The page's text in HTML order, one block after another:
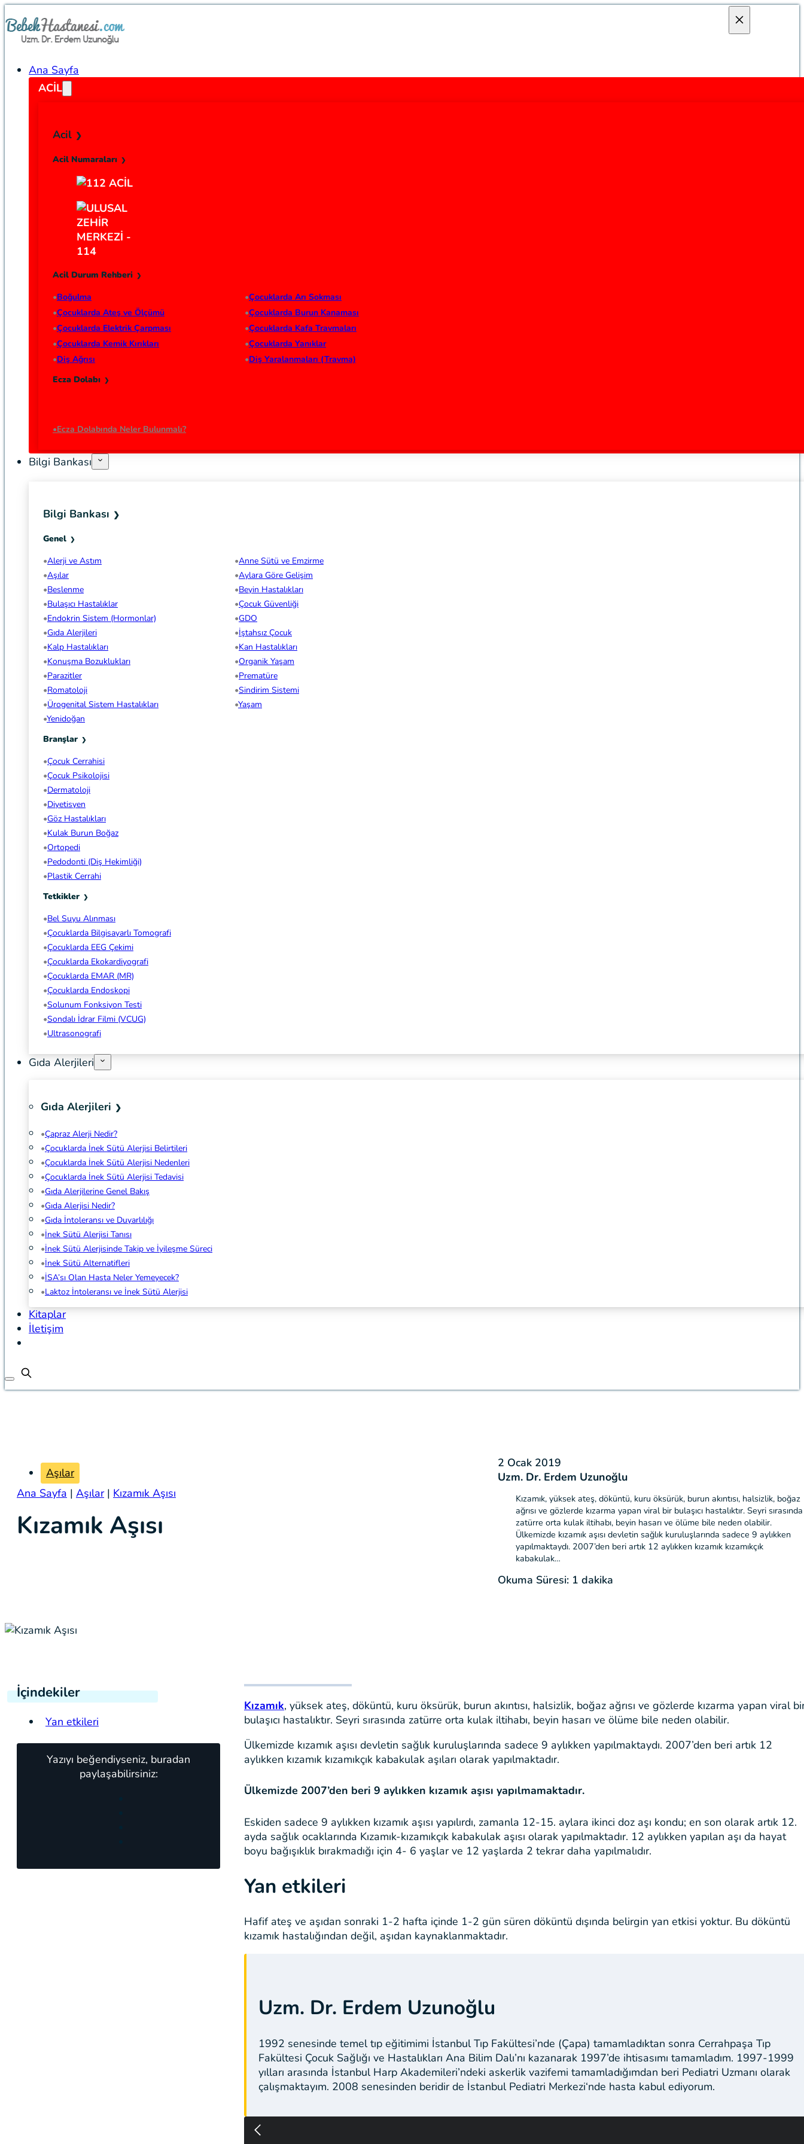
Ana Sayfa
ACIL
Acil
Acil Numaraları
Acil Durum Rehberi
Boğulma
Çocuklarda Arı Sokması
Çocuklarda Ateş ve Ölçümü
Çocuklarda Burun Kanaması
Çocuklarda Elektrik Çarpması
Çocuklarda Kafa Travmaları
Çocuklarda Kemik Kırıkları
Çocuklarda Yanıklar
Diş Ağrısı
Diş Yaralanmaları (Travma)
Ecza Dolabı
Ecza Dolabında Neler Bulunmalı?
Bilgi Bankası
Bilgi Bankası
Genel
Alerji ve Astım
Anne Sütü ve Emzirme
Aşılar
Aylara Göre Gelişim
Beslenme
Beyin Hastalıkları
Bulaşıcı Hastalıklar
Çocuk Güvenliği
Endokrin Sistem (Hormonlar)
GDO
Gıda Alerjileri
İştahsız Çocuk
Kalp Hastalıkları
Kan Hastalıkları
Konuşma Bozuklukları
Organik Yaşam
Parazitler
Prematüre
Romatoloji
Sindirim Sistemi
Ürogenital Sistem Hastalıkları
Yaşam
Yenidoğan
Branşlar
Çocuk Cerrahisi
Çocuk Psikolojisi
Dermatoloji
Diyetisyen
Göz Hastalıkları
Kulak Burun Boğaz
Ortopedi
Pedodonti (Diş Hekimliği)
Plastik Cerrahi
Tetkikler
Bel Suyu Alınması
Çocuklarda Bilgisayarlı Tomografi
Çocuklarda EEG Çekimi
Çocuklarda Ekokardiyografi
Çocuklarda EMAR (MR)
Çocuklarda Endoskopi
Solunum Fonksiyon Testi
Sondalı İdrar Filmi (VCUG)
Ultrasonografi
Gıda Alerjileri
Gıda Alerjileri
Çapraz Alerji Nedir?
Çocuklarda İnek Sütü Alerjisi Belirtileri
Çocuklarda İnek Sütü Alerjisi Nedenleri
Çocuklarda İnek Sütü Alerjisi Tedavisi
Gıda Alerjilerine Genel Bakış
Gıda Alerjisi Nedir?
Gıda İntoleransı ve Duyarlılığı
İnek Sütü Alerjisi Tanısı
İnek Sütü Alerjisinde Takip ve İyileşme Süreci
İnek Sütü Alternatifleri
İSA’sı Olan Hasta Neler Yemeyecek?
Laktoz İntoleransı ve İnek Sütü Alerjisi
Kitaplar
İletişim
Aşılar
Ana Sayfa | Aşılar| Kızamık Aşısı
Kızamık Aşısı
2 Ocak 2019
Uzm. Dr. Erdem Uzunoğlu
Kızamık, yüksek ateş, döküntü, kuru öksürük, burun akıntısı, halsizlik, boğaz
ağrısı ve gözlerde kızarma yapan viral bir bulaşıcı hastalıktır. Seyri sırasında
zatürre orta kulak iltihabı, beyin hasarı ve ölüme bile neden olabilir.
Ülkemizde kızamık aşısı devletin sağlık kuruluşlarında sadece 9 aylıkken
yapılmaktaydı. 2007’den beri artık 12 aylıkken kızamık kızamıkçık
kabakulak…
Okuma Süresi: 1 dakika
İçindekiler
Yan etkileri
Yazıyı beğendiyseniz, buradan
paylaşabilirsiniz:
Kızamık, yüksek ateş, döküntü, kuru öksürük, burun akıntısı, halsizlik, boğaz ağrısı ve gözlerde kızarma yapan viral
bulaşıcı hastalıktır. Seyri sırasında zatürre orta kulak iltihabı, beyin hasarı ve ölüme bile neden olabilir.
Ülkemizde kızamık aşısı devletin sağlık kuruluşlarında sadece 9 aylıkken yapılmaktaydı. 2007’den beri artık 12
aylıkken kızamık kızamıkçık kabakulak aşıları olarak yapılmaktadır.
Ülkemizde 2007’den beri 9 aylıkken kızamık aşısı yapılmamaktadır.
Eskiden sadece 9 aylıkken kızamık aşısı yapılırdı, zamanla 12-15. aylara ikinci doz aşı kondu; en son olarak artık 12.
ayda sağlık ocaklarında Kızamık-kızamıkçık kabakulak aşısı olarak yapılmaktadır. 12 aylıkken yapılan aşı da hayat
boyu bağışıklık bırakmadığı için 4- 6 yaşlar ve 12 yaşlarda 2 tekrar daha yapılmalıdır.
Yan etkileri
Hafif ateş ve aşıdan sonraki 1-2 hafta içinde 1-2 gün süren döküntü dışında belirgin yan etkisi yoktur. Bu döküntü
kızamık hastalığından değil, aşıdan kaynaklanmaktadır.
Uzm. Dr. Erdem Uzunoğlu
1992 senesinde temel tıp eğitimimi İstanbul Tıp Fakültesi’nde (Çapa) tamamladıktan sonra Cerrahpaşa Tıp
Fakültesi Çocuk Sağlığı ve Hastalıkları Ana Bilim Dalı’nı kazanarak 1997’de ihtisasımı tamamladım. 1997-1999
yılları arasında İstanbul Harp Akademileri’ndeki askerlik vazifemi tamamladığımdan beri Pediatri Uzmanı olarak
çalışmaktayım. 2008 senesinden beridir de İstanbul Pediatri Merkezi‘nde hasta kabul ediyorum.